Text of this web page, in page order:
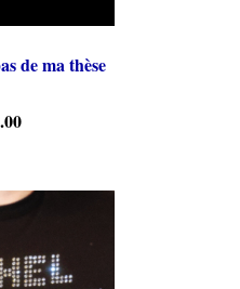
de ma thèse